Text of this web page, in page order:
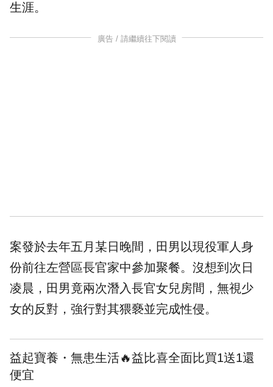
生涯。
廣告 / 請繼續往下閱讀
案發於去年五月某日晚間，田男以現役軍人身
份前往左營區長官家中參加聚餐。沒想到次日
凌晨，田男竟兩次潛入長官女兒房間，無視少
女的反對，強行對其猥褻並完成性侵。
益起寶養・無患生活🔥益比喜全面比買1送1還
便宜